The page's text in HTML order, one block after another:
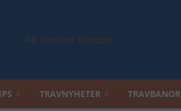
TRAVNYHETER TRAVBANOR